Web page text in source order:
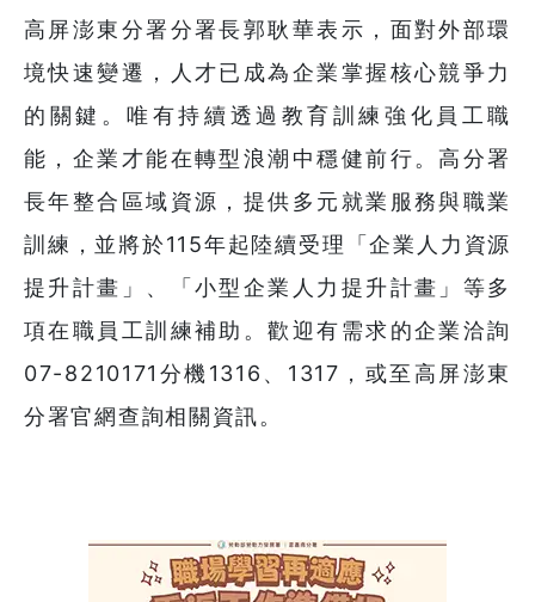
高屏澎東分署分署長郭耿華表示，面對外部環
境快速變遷，人才已成為企業掌握核心競爭力
的關鍵。唯有持續透過教育訓練強化員工職
能，企業才能在轉型浪潮中穩健前行。高分署
長年整合區域資源，提供多元就業服務與職業
訓練，並將於115年起陸續受理「企業人力資源
提升計畫」、「小型企業人力提升計畫」等多
項在職員工訓練補助。歡迎有需求的企業洽詢
07-8210171分機1316、1317，或至高屏澎東
分署官網查詢相關資訊。